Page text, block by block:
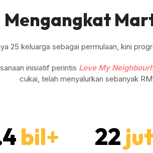
Mengangkat
25 keluarga sebagai permulaan, kini
inisiatif perintis Love My
cukai, telah menyalurkan sebanyak
bil+ 22